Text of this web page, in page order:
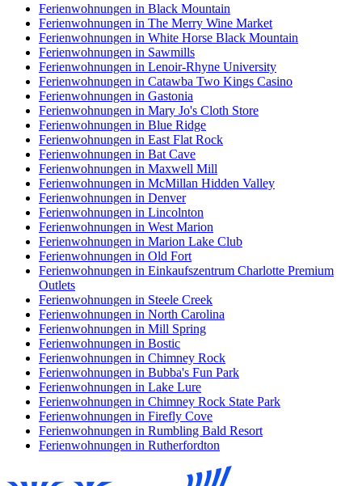
Ferienwohnungen in Black Mountain
Ferienwohnungen in The Merry Wine Market
Ferienwohnungen in White Horse Black Mountain
Ferienwohnungen in Sawmills
Ferienwohnungen in Lenoir-Rhyne University
Ferienwohnungen in Catawba Two Kings Casino
Ferienwohnungen in Gastonia
Ferienwohnungen in Mary Jo's Cloth Store
Ferienwohnungen in Blue Ridge
Ferienwohnungen in East Flat Rock
Ferienwohnungen in Bat Cave
Ferienwohnungen in Maxwell Mill
Ferienwohnungen in McMillan Hidden Valley
Ferienwohnungen in Denver
Ferienwohnungen in Lincolnton
Ferienwohnungen in West Marion
Ferienwohnungen in Marion Lake Club
Ferienwohnungen in Old Fort
Ferienwohnungen in Einkaufszentrum Charlotte Premium
Outlets
Ferienwohnungen in Steele Creek
Ferienwohnungen in North Carolina
Ferienwohnungen in Mill Spring
Ferienwohnungen in Bostic
Ferienwohnungen in Chimney Rock
Ferienwohnungen in Bubba's Fun Park
Ferienwohnungen in Lake Lure
Ferienwohnungen in Chimney Rock State Park
Ferienwohnungen in Firefly Cove
Ferienwohnungen in Rumbling Bald Resort
Ferienwohnungen in Rutherfordton